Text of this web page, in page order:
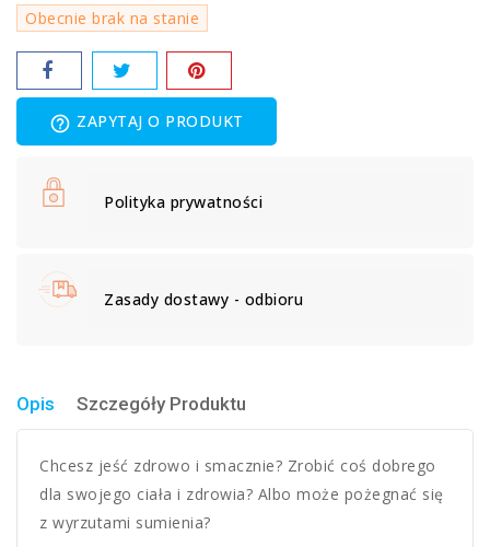
Obecnie brak na stanie
help_outline ZAPYTAJ O PRODUKT
Polityka prywatności
Zasady dostawy - odbioru
Opis Szczegóły Produktu
Chcesz jeść zdrowo i smacznie? Zrobić coś dobrego
dla swojego ciała i zdrowia? Albo może pożegnać się
z wyrzutami sumienia?